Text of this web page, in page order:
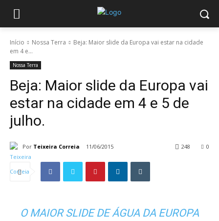
Início Nossa Terra
Beja: Maior slide da Europa vai estar na cidade
em 4 e...
Nossa Terra
Beja: Maior slide da Europa vai
estar na cidade em 4 e 5 de
julho.
Por Teixeira Correia 11/06/2015 0
248
O MAIOR SLIDE DE ÁGUA DA EUROPA